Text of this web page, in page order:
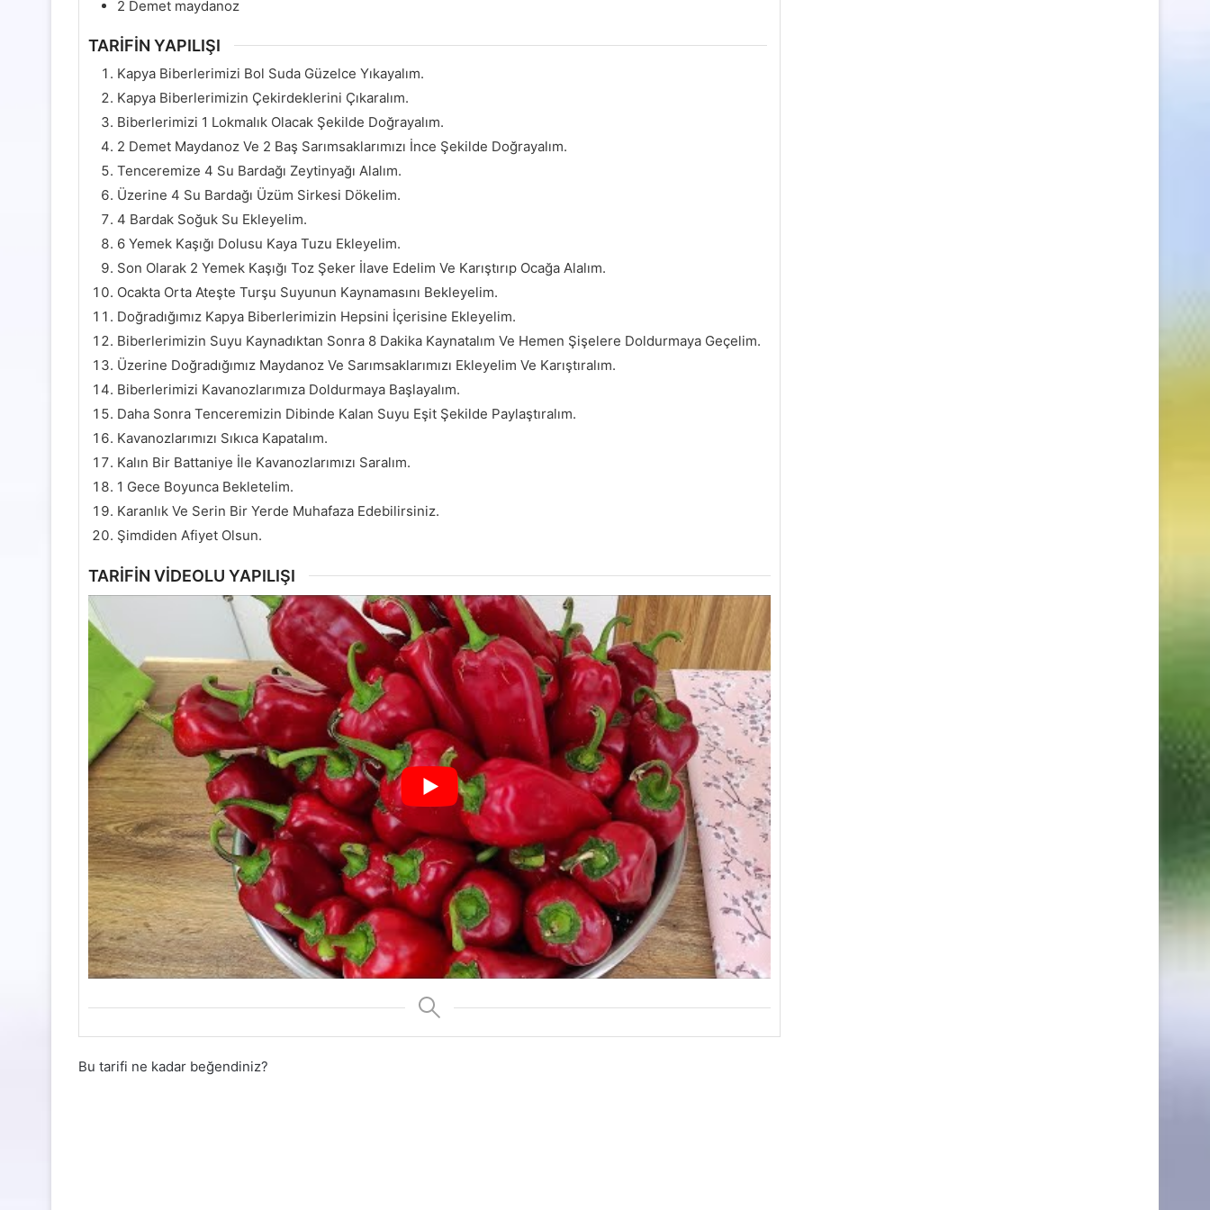
2 Demet maydanoz
TARİFİN YAPILIŞI
Kapya Biberlerimizi Bol Suda Güzelce Yıkayalım.
Kapya Biberlerimizin Çekirdeklerini Çıkaralım.
Biberlerimizi 1 Lokmalık Olacak Şekilde Doğrayalım.
2 Demet Maydanoz Ve 2 Baş Sarımsaklarımızı İnce Şekilde Doğrayalım.
Tenceremize 4 Su Bardağı Zeytinyağı Alalım.
Üzerine 4 Su Bardağı Üzüm Sirkesi Dökelim.
4 Bardak Soğuk Su Ekleyelim.
6 Yemek Kaşığı Dolusu Kaya Tuzu Ekleyelim.
Son Olarak 2 Yemek Kaşığı Toz Şeker İlave Edelim Ve Karıştırıp Ocağa Alalım.
Ocakta Orta Ateşte Turşu Suyunun Kaynamasını Bekleyelim.
Doğradığımız Kapya Biberlerimizin Hepsini İçerisine Ekleyelim.
Biberlerimizin Suyu Kaynadıktan Sonra 8 Dakika Kaynatalım Ve Hemen Şişelere Doldurmaya Geçelim.
Üzerine Doğradığımız Maydanoz Ve Sarımsaklarımızı Ekleyelim Ve Karıştıralım.
Biberlerimizi Kavanozlarımıza Doldurmaya Başlayalım.
Daha Sonra Tenceremizin Dibinde Kalan Suyu Eşit Şekilde Paylaştıralım.
Kavanozlarımızı Sıkıca Kapatalım.
Kalın Bir Battaniye İle Kavanozlarımızı Saralım.
1 Gece Boyunca Bekletelim.
Karanlık Ve Serin Bir Yerde Muhafaza Edebilirsiniz.
Şimdiden Afiyet Olsun.
TARİFİN VİDEOLU YAPILIŞI
Bu tarifi ne kadar beğendiniz?